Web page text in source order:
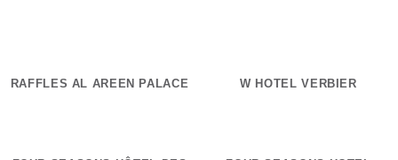
RAFFLES AL AREEN PALACE W HOTEL VERBIER